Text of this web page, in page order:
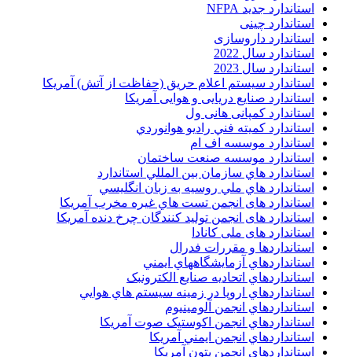
استاندارد جدید NFPA
استاندارد چینی
استاندارد داروسازی
استاندارد سال 2022
استاندارد سال 2023
استاندارد سیستم اعلام حریق (حفاظت از آتش) آمریکا
استاندارد صنایع دریایی و هوایی آمریکا
استاندارد کمپانی هانی ول
استاندارد کميته فني راديو هوانوردي
استاندارد موسسه اف ام
استاندارد موسسه صنعت ساختمان
استاندارد هاي سازمان بين المللي استاندارد
استاندارد هاي ملي روسيه به زبان انگليسي
استاندارد های انجمن تست هاي غيره مخرب آمريکا
استاندارد های انجمن توليد کنندگان چرخ دنده آمريکا
استاندارد های ملی کانادا
استانداردها و مقررات فدرال
استانداردهاي آزمايشگاههاي ايمني
استانداردهاي اتحاديه صنايع الکترونبک
استانداردهاي اروپا در زمينه سيستم هاي هوايي
استانداردهاي انجمن آلومينيوم
استانداردهاي انجمن اکوستيک صوت آمريکا
استانداردهاي انجمن ايمني آمريکا
استانداردهاي انجمن بتون آمريکا